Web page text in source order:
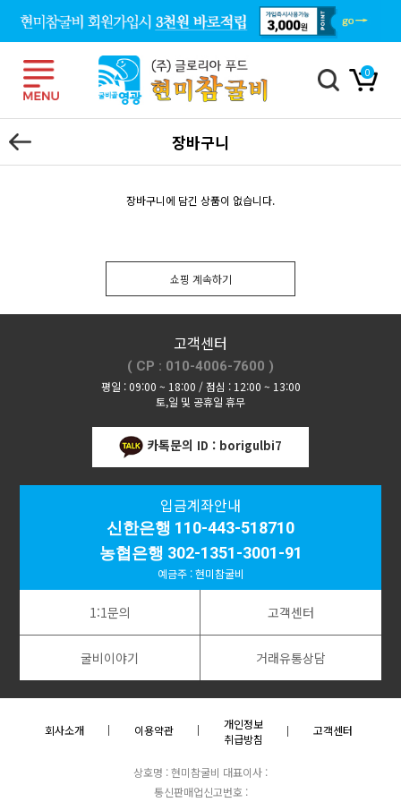
0
장바구니
장바구니에 담긴 상품이 없습니다.
쇼핑 계속하기
고객센터
( CP : 010-4006-7600 )
평일 : 09:00 ~ 18:00 / 점심 : 12:00 ~ 13:00
토,일 및 공휴일 휴무
카톡문의 ID : borigulbi7
입금계좌안내
신한은행 110-443-518710
농협은행 302-1351-3001-91
예금주 : 현미참굴비
1:1문의 고객센터
굴비이야기 거래유통상담
회사소개 이용약관
개인정보
취급방침
고객센터
상호명 : 현미참굴비 대표이사 :
통신판매업신고번호 :